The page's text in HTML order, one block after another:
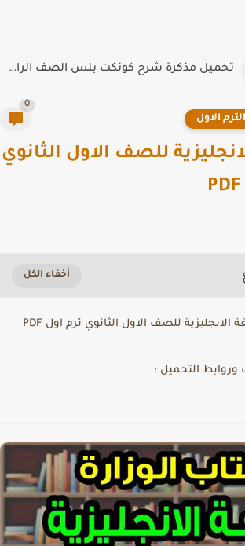
تحميل مذكرة شرح كونكت بلس الصف الرابع الابتدائي الترم الاول...
الاول
للصف الاول الثانوي
تحميل كتاب اللغة الانجليزية للصف الاول الثانوي ترم اول PDF
التحميل :